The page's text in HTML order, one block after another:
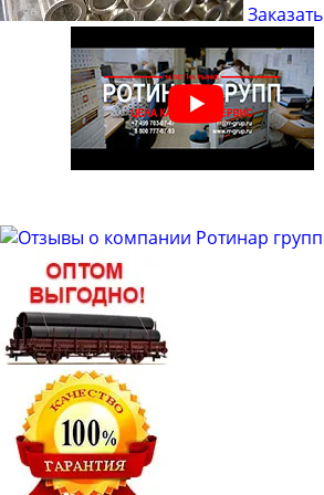
Труба бесшовная 21
Труба бесшовная 22
Труба бесшовная 24
Труба бесшовная 25
Труба бесшовная 28
Труба бесшовная 30
Труба бесшовная 32
Труба бесшовная 34
Труба бесшовная 35
Труба бесшовная 36
Труба бесшовная 38
Труба бесшовная 40
Заказать